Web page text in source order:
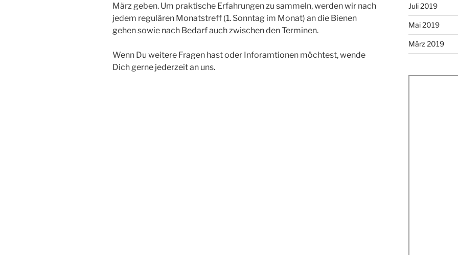
März geben. Um praktische Erfahrungen zu sammeln, werden wir nach
jedem regulären Monatstreff (1. Sonntag im Monat) an die Bienen
gehen sowie nach Bedarf auch zwischen den Terminen.
Wenn Du weitere Fragen hast oder Inforamtionen möchtest, wende
Dich gerne jederzeit an uns.
Juli 2019
Mai 2019
März 2019